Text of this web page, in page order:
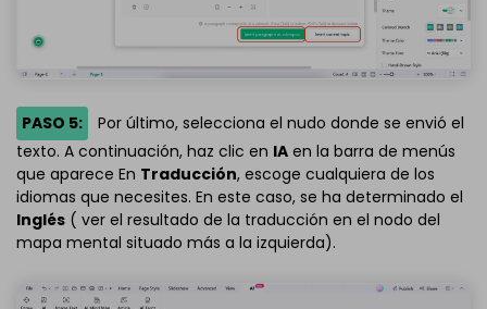
PASO 5:
Por último, selecciona el nudo donde se envió el
texto. A continuación, haz clic en IA en la barra de menús
que aparece En Traducción, escoge cualquiera de los
idiomas que necesites. En este caso, se ha determinado el
Inglés ( ver el resultado de la traducción en el nodo del
mapa mental situado más a la izquierda).